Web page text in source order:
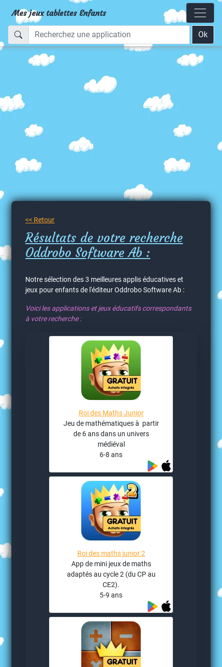
Mes jeux tablettes Enfants
Ok
<< Retour
Résultats de votre recherche
Oddrobo Software Ab :
Notre sélection des 3 meilleures applis éducatives et
jeux pour enfants de l'éditeur Oddrobo Software Ab :
Voici les applications et jeux éducatifs correspondants
à votre recherche :
Roi des Maths Junior
Jeu de mathématiques à partir
de 6 ans dans un univers
médiéval
6-8 ans
Roi des maths junior 2
App de mini jeux de maths
adaptés au cycle 2 (du CP au
CE2).
5-9 ans